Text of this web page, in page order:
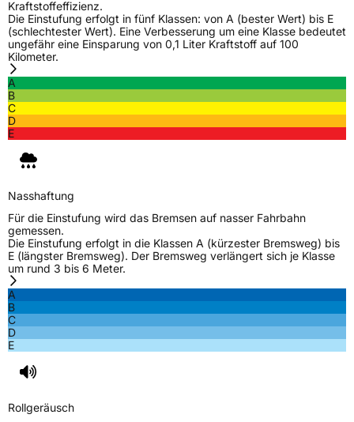
EU Label
Effizienz
Rollgeräusch (dB)
Fahrzeugklasse
3PMSF / Schneeflockensymbol / Alpine-Symbol
EPREL ID 1365114
Allgemeine Produktsicherheit (GPSR)
Kraftstoffeffizienz.
Die Einstufung erfolgt in fünf Klassen: von A (bester Wert) bis E
(schlechtester Wert). Eine Verbesserung um eine Klasse bedeutet
ungefähr eine Einsparung von 0,1 Liter Kraftstoff auf 100
Kilometer.
A
B
C
D
E
Nasshaftung
Für die Einstufung wird das Bremsen auf nasser Fahrbahn
gemessen.
Die Einstufung erfolgt in die Klassen A (kürzester Bremsweg) bis
E (längster Bremsweg). Der Bremsweg verlängert sich je Klasse
um rund 3 bis 6 Meter.
A
B
C
D
E
Rollgeräusch